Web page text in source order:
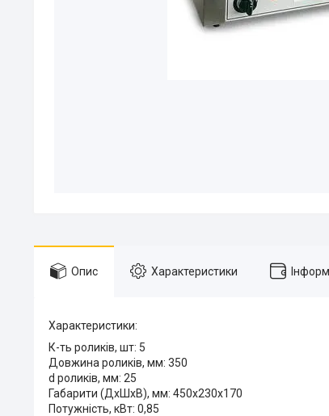
Опис Характеристики
Характеристики:
К-ть роликів, шт: 5
Довжина роликів, мм: 350
d роликів, мм: 25
Габарити (ДхШхВ), мм: 450х230х170
Потужність, кВт: 0,85